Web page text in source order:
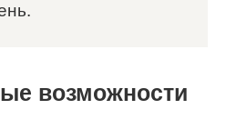
возможности